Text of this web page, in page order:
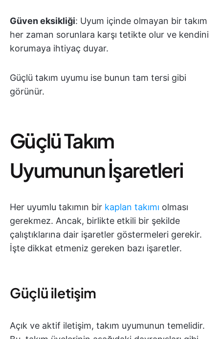
Güven eksikliği: Uyum içinde olmayan bir takım
her zaman sorunlara karşı tetikte olur ve kendini
korumaya ihtiyaç duyar.
Güçlü takım uyumu ise bunun tam tersi gibi
görünür.
Güçlü Takım
Uyumunun İşaretleri
Her uyumlu takımın bir kaplan takımı olması
gerekmez. Ancak, birlikte etkili bir şekilde
çalıştıklarına dair işaretler göstermeleri gerekir.
İşte dikkat etmeniz gereken bazı işaretler.
Güçlü iletişim
Açık ve aktif iletişim, takım uyumunun temelidir.